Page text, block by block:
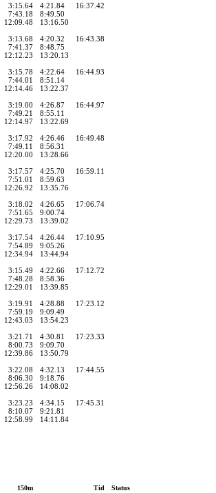
3:15.64 4:21.84
16:37.42
7:43.18
8:49.50
12:09.48
13:16.50
3:13.68 4:20.32
16:43.38
7:41.37
8:48.75
12:12.23
13:20.13
3:15.78 4:22.64
16:44.93
7:44.01
8:51.14
12:14.46
13:22.37
3:19.00 4:26.87
16:44.97
7:49.21
8:55.11
12:14.97
13:22.69
3:17.92 4:26.46
16:49.48
7:49.11
8:56.31
12:20.00
13:28.66
3:17.57 4:25.70
16:59.11
7:51.01
8:59.63
12:26.92
13:35.76
3:18.02 4:26.65
17:06.74
7:51.65
9:00.74
12:29.73
13:39.02
3:17.54 4:26.44
17:10.95
7:54.89
9:05.26
12:34.94
13:44.94
3:15.49 4:22.66
17:12.72
7:48.28
8:58.36
12:29.01
13:39.85
3:19.91 4:28.88
17:23.12
7:59.19
9:09.49
12:43.03
13:54.23
3:21.71 4:30.81
17:23.33
8:00.73
9:09.70
12:39.86
13:50.79
3:22.08 4:32.13
17:44.55
8:06.30
9:18.76
12:56.26
14:08.02
3:23.23 4:34.15
17:45.31
8:10.07
9:21.81
12:58.99
14:11.84
150m Tid Status